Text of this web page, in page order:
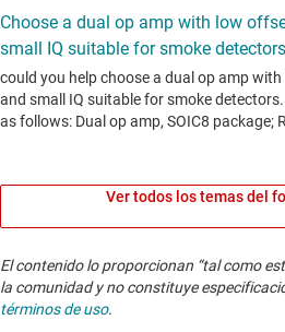
Ver todos los temas del
El contenido lo proporcionan “tal como
la comunidad y no constituye
términos de uso.